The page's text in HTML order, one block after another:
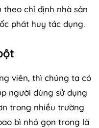
chỉ định nhà sản
phát huy tác dụng.
viên, thì chúng ta có
người dùng sử dụng
trong nhiều trường
bì nhỏ gọn trong là